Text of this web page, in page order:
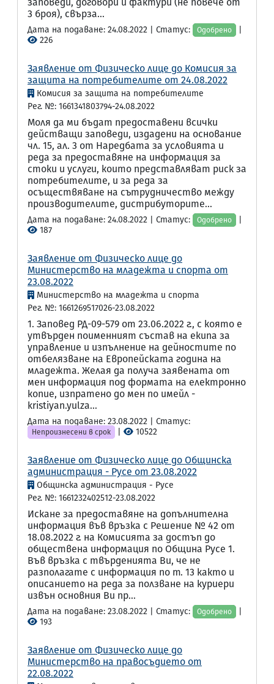
3 броя), свърза...
Дата на подаване: 24.08.2022 | Статус: Одобрено
226
Заявление от Физическо лице до Комисия за
защита на потребителите от 24.08.2022
Комисия за защита на потребителите
Рег. №: 1661341803794-24.08.2022
Моля да ми бъдат предоставени всички
действащи заповеди, издадени на основание
чл. 15, ал. 3 от Наредбата за условията и
реда за предоставяне на информация за
стоки и услуги, които представляват риск за
потребителите, и за реда за
осъществяване на сътрудничество между
производителите, дистрибуторите...
Дата на подаване: 24.08.2022 | Статус: Одобрено
187
Заявление от Физическо лице до
Министерство на младежта и спорта от
23.08.2022
Министерство на младежта и спорта
Рег. №: 1661269517026-23.08.2022
1. Заповед РД-09-579 от 23.06.2022 г., с която е
утвърден поименният състав на екипа за
управление и изпълнение на дейностите по
отбелязване на Европейската година на
младежта. Желая да получа заявената от
мен информация под формата на електронно
копие, изпратено до мен по имейл -
kristiyan.yulza...
Дата на подаване: 23.08.2022 | Статус:
Непроизнесени в срок 10522
Заявление от Физическо лице до Общинска
администрация - Русе от 23.08.2022
Общинска администрация - Русе
Рег. №: 1661232402512-23.08.2022
Искане за предоставяне на допълнителна
информация във връзка с Решение № 42 от
18.08.2022 г. на Комисията за достъп до
обществена информация по Община Русе 1.
Във връзка с твърденията Ви, че не
разполагате с информация по т. 13 както и
описанието на реда за ползване на куриери
извън основния Ви пр...
Дата на подаване: 23.08.2022 | Статус: Одобрено
193
Заявление от Физическо лице до
Министерство на правосъдието от
22.08.2022